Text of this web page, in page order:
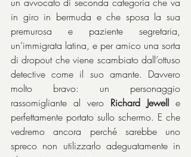
in giro in bermuda e che sposa la sua
premurosa e paziente segretaria,
un’immigrata latina, e per amico una sorta
di dropout che viene scambiato dall’ottuso
detective come il suo amante. Davvero
molto bravo: un personaggio
rassomigliante al vero Richard Jewell e
perfettamente portato sullo schermo. E che
vedremo ancora perché sarebbe uno
spreco non utilizzarlo adeguatamente in